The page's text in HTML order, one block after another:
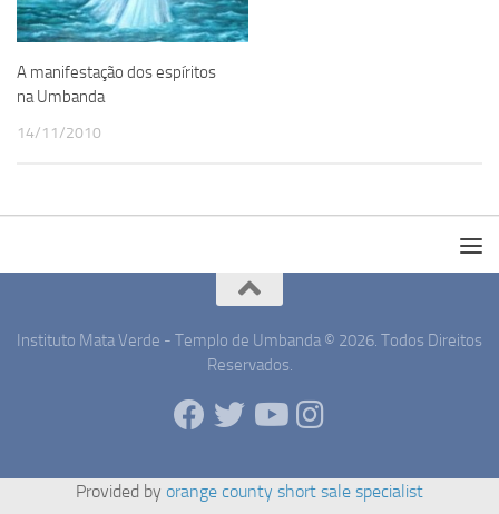
A manifestação dos espíritos
na Umbanda
14/11/2010
Instituto Mata Verde - Templo de Umbanda © 2026. Todos Direitos
Reservados.
Provided by orange county short sale specialist